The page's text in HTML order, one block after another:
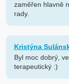
zaměřen hlavně
rady.
Kristýna
Byl moc dobrý,
terapeutický :)